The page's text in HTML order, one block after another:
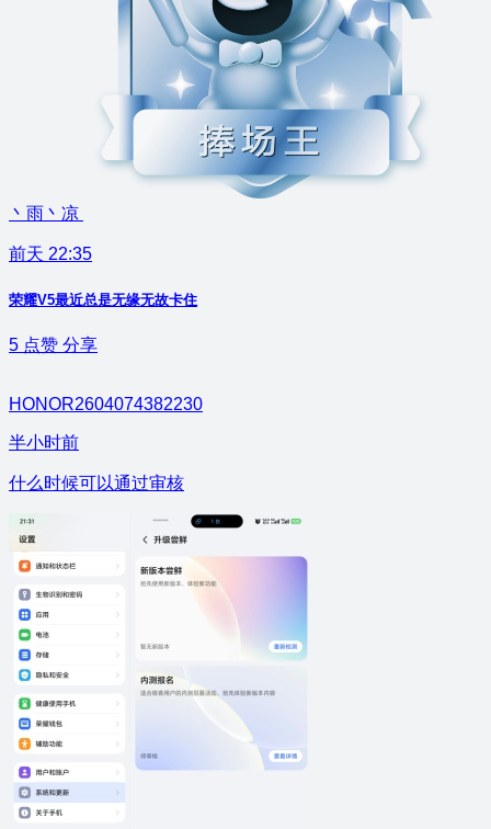
丶雨丶凉
前天 22:35
荣耀V5最近总是无缘无故卡住
5 点赞 分享
HONOR2604074382230
半小时前
什么时候可以通过审核